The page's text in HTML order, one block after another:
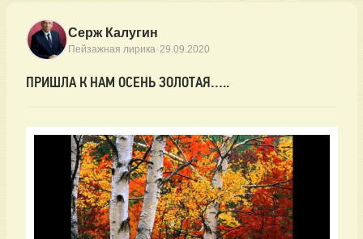
Серж Калугин
Пейзажная лирика·29.09.2020
ПРИШЛА К НАМ ОСЕНЬ ЗОЛОТАЯ…..